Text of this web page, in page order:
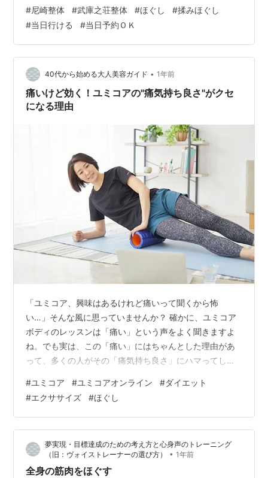
していいことかどうかはアレですが(苦笑) ご来店時に次
回のご予約をおススメしているわけではないので、先ま
で予約が埋まってるということはなく、こんなふうに当
日でもネットからご予約いただけます。 そして選んでい
ただいたコースは！！ いっとき、コースから外してい
て、また復活させた90分のほぐし…
#尼崎整体 #武庫之荘整体 #ほぐし #揉みほぐし
#当日行ける #当日予約ＯＫ
40代から始める大人美容ガイド • 1年前
痛いけど効く！ユミコアの"痛気持ち良さ"がクセ
になる理由
「ユミコア、興味はあるけれど痛いって聞くから怖
い…」そんな風に思っていませんか？ 確かに、ユミコア
ボディのレッスンは「痛い」という声をよく聞きますよ
ね。でも実は、この「痛い」にはちゃんとした理由があ
って、多くの人がその「痛気持ち良さ」にハマってしま
は病みつきになってる！」という声がたくさん届いてい
ます。この記事では、ユミコア ボディの「痛い」が実は
「効果」につながる理由と、安心して始められるポイン
トをお話しします。 きっと読み終わる頃には、「この痛
さなら私にもできそう！」と思えるはずですよ。 ✨️もっ
と詳しい体験談はこちら 「痛いって聞くけ…
#ユミコア #ユミコアオンライン #ダイエット
#エクササイズ #ほぐし
夢実現・目標達成のための考え方と心身声のトレーニング
（旧：ヴォイストレーナーの選び方）
• 1年前
全身の筋肉をほぐす